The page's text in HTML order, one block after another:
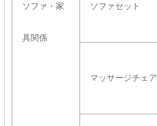
ソファ・家
具関係
ソファセット
マッサージチェア